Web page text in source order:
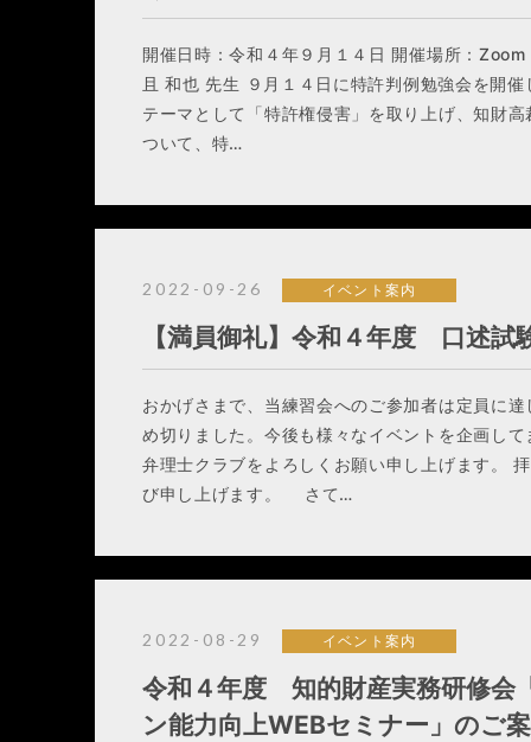
開催日時：令和４年９月１４日 開催場所：
且 和也 先生 ９月１４日に特許判例勉強会を開
テーマとして「特許権侵害」を取り上げ、知財
ついて、特…
2022-09-26 イベント案内
【満員御礼】令和４年度 口述試
おかげさまで、当練習会へのご参加者は定員に
め切りました。今後も様々なイベントを企画し
弁理士クラブをよろしくお願い申し上げます。
び申し上げます。 さて…
2022-08-29 イベント案内
令和４年度 知的財産実務研修会
ン能力向上WEBセミナー」のご